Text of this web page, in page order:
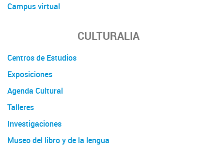
Campus virtual
CULTURALIA
Centros de Estudios
Exposiciones
Agenda Cultural
Talleres
Investigaciones
Museo del libro y de la lengua